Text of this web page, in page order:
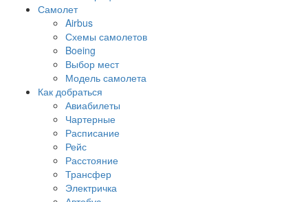
Самолет
Airbus
Схемы самолетов
Boeing
Выбор мест
Модель самолета
Как добраться
Авиабилеты
Чартерные
Расписание
Рейс
Расстояние
Трансфер
Электричка